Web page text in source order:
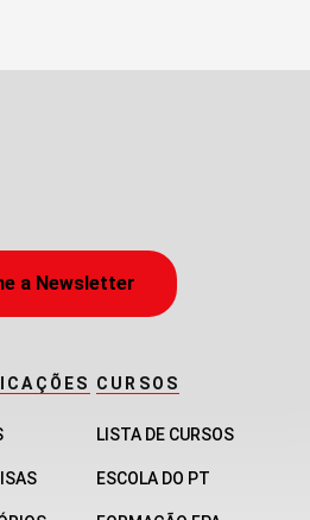
a Newsletter
CURSOS
LISTA DE CURSOS
ESCOLA DO PT